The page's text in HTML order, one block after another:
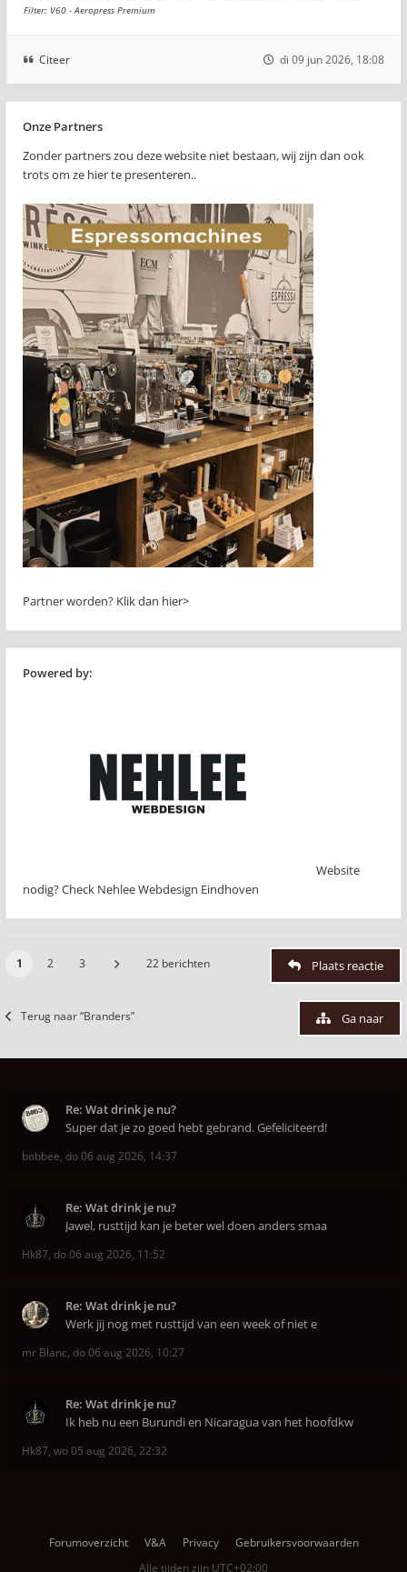
Filter: V60 - Aeropress Premium
Citeer di 09 jun 2026, 18:08
Onze Partners
Zonder partners zou deze website niet bestaan, wij zijn dan ook
trots om ze hier te presenteren..
Partner worden? Klik dan hier>
Powered by:
Website
nodig? Check Nehlee Webdesign Eindhoven
1 2 3 22 berichten Plaats reactie
Terug naar “Branders” Ga naar
Re: Wat drink je nu?
Super dat je zo goed hebt gebrand. Gefeliciteerd!
bobbee, do 06 aug 2026, 14:37
Re: Wat drink je nu?
Jawel, rusttijd kan je beter wel doen anders smaa
Hk87, do 06 aug 2026, 11:52
Re: Wat drink je nu?
Werk jij nog met rusttijd van een week of niet e
mr Blanc, do 06 aug 2026, 10:27
Re: Wat drink je nu?
Ik heb nu een Burundi en Nicaragua van het hoofdkw
Hk87, wo 05 aug 2026, 22:32
Forumoverzicht V&A Privacy
Gebruikersvoorwaarden
Alle tijden zijn UTC+02:00